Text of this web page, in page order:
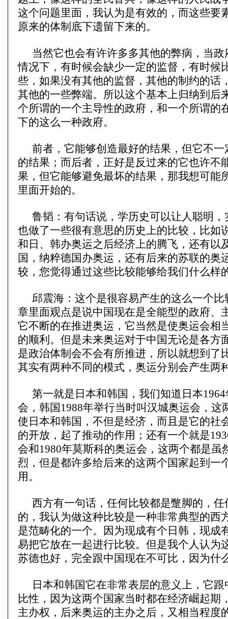
这个问题里面，我认为是有效的，而这些要
原来的体制底下遗留下来的。
当然它也会有许许多多其他的弊病，当
情况下，有时候会缺少一定的监督，有时候
些，如果没有其他的监督，其他的制约的话
其他的一些弊端。所以这个基本上归纳到后
个所谓的一个主导性的政府，和一个所谓的
下的这么一种政府。
前者，它能够创造最好的结果，但它不
的结果；而后者，正好是反过来的它也许不
果，但它能够避免最坏的结果，那我想可能
里面开始的。
鲁韬：有句话说，学历史可以让人聪明
也做了一些很有意思的历史上的比较，比如
和日、韩办奥运之后经济上的腾飞，还有以
国，纳粹德国办奥运，还有后来的苏联的奥
较，您觉得通过这些比较能够给我们什么样
邱震海：这个是很容易产生的这么一个
章里面观点是说中国现在是全能型的政府、
它不断的在推进奥运，它当然是使奥运会相
的顺利。但是未来奥运对于中国无论是各方
是政治体制会不会有所推进，所以就想到了
其实有两种不同的模式，奥运分别会产生两
第一就是日本和韩国，我们知道日本
会，韩国1988年举行当时叫汉城奥运会，这
使日本和韩国，不但是经济，而且是它的社
的开放，起了推动的作用；还有一个就是
会和1980年莫斯科的奥运会，这两个都是虽
烈，但是都许多给后来的这两个国家起到一
用。
西方有一句话，任何比较都是蹩脚的，
的，我认为做这种比较是一种非常典型的西
是范畴化的一个。因为现成有个日韩，现成
易把它放在一起进行比较。但是我个人认为
苏德也好，完全跟中国现在不可比，因为什
日本和韩国它在非常表层的意义上，它
比性，因为这两个国家当时都在经济崛起期
主办权，后来奥运的主办之后，又相当程度